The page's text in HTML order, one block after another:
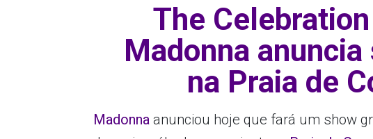
The
Madonna
na Praia de
Madonna anunciou hoje que fará um show